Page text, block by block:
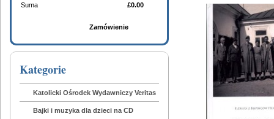
Suma
£0.00
Zamówienie
Kategorie
Katolicki Ośrodek Wydawniczy Veritas
Bajki i muzyka dla dzieci na CD